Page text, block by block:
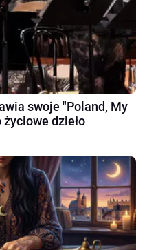
swoje "Poland, My
dzieło